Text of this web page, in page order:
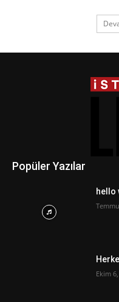
Popüler Yazılar
hello
Ekim